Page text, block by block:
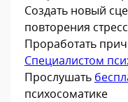
Создать новый
повторения
Проработать
Специалистом
Прослушать
психосоматике